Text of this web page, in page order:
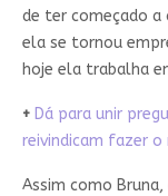
de ter começado a
ela se tornou
hoje ela trabalha
+ Dá para unir
reivindicam fazer
Assim como